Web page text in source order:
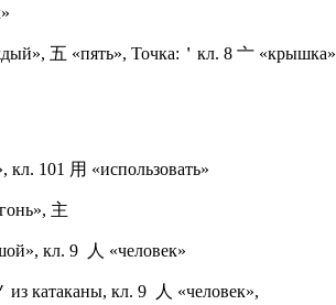
五 «пять», Точка:＇кл. 8 亠 «крышка»
用 «использовать»
主
9 人 «человек»
кл. 9 人 «человек»,